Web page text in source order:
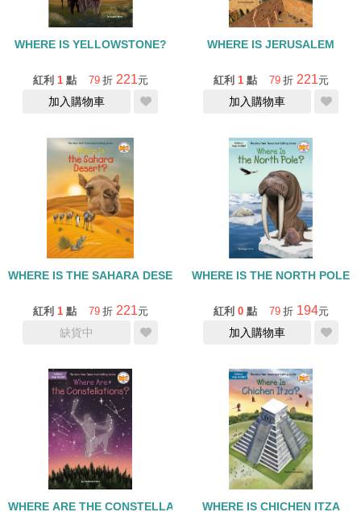
WHERE IS YELLOWSTONE?
紅利 1 點 79 折 221元
加入購物車
WHERE IS JERUSALEM
紅利 1 點 79 折 221元
加入購物車
WHERE IS THE SAHARA DESERT?
紅利 1 點 79 折 221元
缺貨中
WHERE IS THE NORTH POLE
紅利 0 點 79 折 194元
加入購物車
WHERE ARE THE CONSTELLATIONSWHERE IS CHICHEN ITZA